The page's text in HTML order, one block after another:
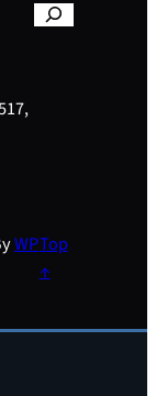
WPTop
↑